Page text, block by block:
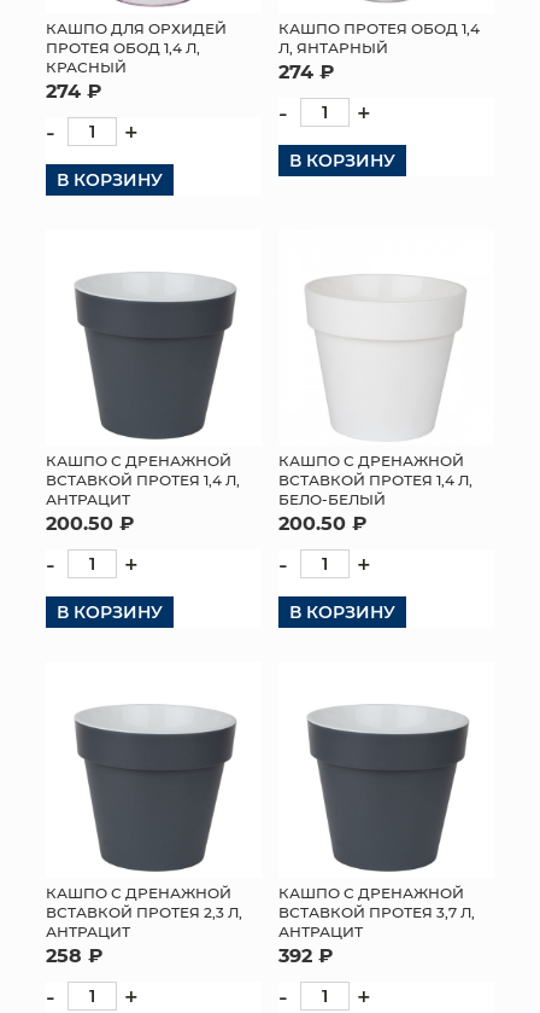
КАШПО ДЛЯ ОРХИДЕЙ
ПРОТЕЯ ОБОД 1,4 Л,
КРАСНЫЙ
274 ₽
- +
В КОРЗИНУ
КАШПО ПРОТЕЯ ОБОД 1,4
Л, ЯНТАРНЫЙ
274 ₽
- +
В КОРЗИНУ
КАШПО С ДРЕНАЖНОЙ
ВСТАВКОЙ ПРОТЕЯ 1,4 Л,
АНТРАЦИТ
200.50 ₽
- +
В КОРЗИНУ
КАШПО С ДРЕНАЖНОЙ
ВСТАВКОЙ ПРОТЕЯ 1,4 Л,
БЕЛО-БЕЛЫЙ
200.50 ₽
- +
В КОРЗИНУ
КАШПО С ДРЕНАЖНОЙ
ВСТАВКОЙ ПРОТЕЯ 2,3 Л,
АНТРАЦИТ
258 ₽
- +
КАШПО С ДРЕНАЖНОЙ
ВСТАВКОЙ ПРОТЕЯ 3,7 Л,
АНТРАЦИТ
392 ₽
- +